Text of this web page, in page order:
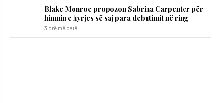
Blake Monroe propozon Sabrina Carpenter për
himnin e hyrjes së saj para debutimit në ring
3 orë më parë